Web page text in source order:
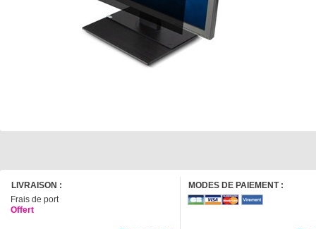
LIVRAISON :
Frais de port
Offert
MODES DE PAIEMENT :